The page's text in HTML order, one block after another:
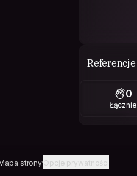
Referencje
0
Łącznie
stronyOpcje prywatności